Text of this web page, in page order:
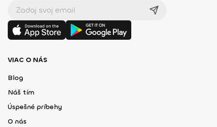
VIAC O NÁS
Blog
Náš tím
Úspešné príbehy
O nás